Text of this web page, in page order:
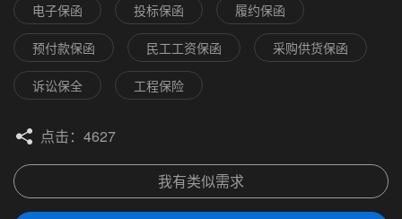
电子保函 投标保函 履约保函
预付款保函 民工工资保函 采购供货保函
诉讼保全 工程保险
点击：4627
我有类似需求